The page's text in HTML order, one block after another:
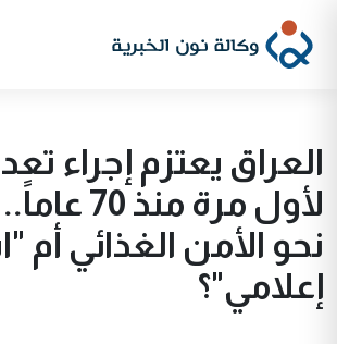
العراق يعتزم إجراء
لأول مرة
نحو الأمن الغذائي
إعلامي"؟